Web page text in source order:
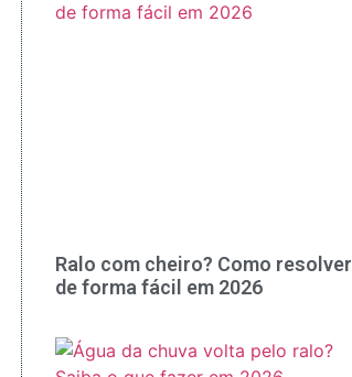
Ralo com cheiro? Como resolver
de forma fácil em 2026